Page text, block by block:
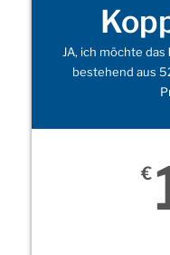
JA, ich möchte das
bestehend aus
€